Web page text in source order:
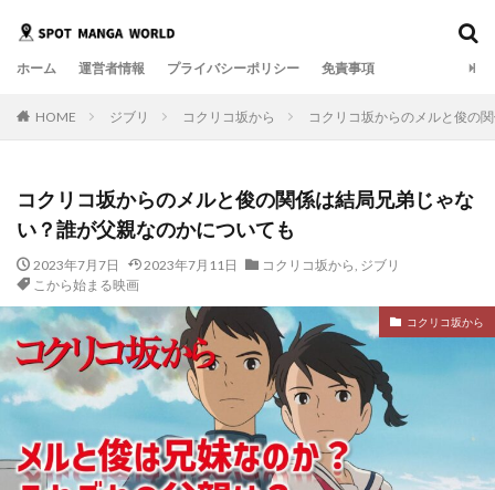
ホーム 運営者情報 プライバシーポリシー 免責事項
HOME ジブリ コクリコ坂から コクリコ坂からのメルと俊の
コクリコ坂からのメルと俊の関係は結局兄弟じゃな
い？誰が父親なのかについても
2023年7月7日 2023年7月11日 コクリコ坂から, ジブリ
こから始まる映画
コクリコ坂から